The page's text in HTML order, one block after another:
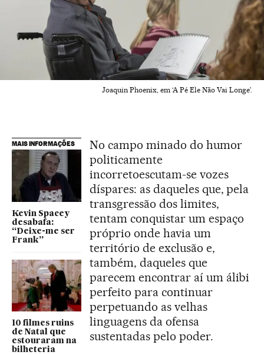
Joaquin Phoenix, em ‘A Pé Ele Não Vai Longe’.
MAIS INFORMAÇÕES
Kevin Spacey
desabafa:
“Deixe-me ser
Frank”
10 filmes ruins
de Natal que
estouraram na
bilheteria
No campo minado do humor
politicamente
incorretoescutam-se vozes
díspares: as daqueles que, pela
transgressão dos limites,
tentam conquistar um espaço
próprio onde havia um
território de exclusão e,
também, daqueles que
parecem encontrar aí um álibi
perfeito para continuar
perpetuando as velhas
linguagens da ofensa
sustentadas pelo poder.